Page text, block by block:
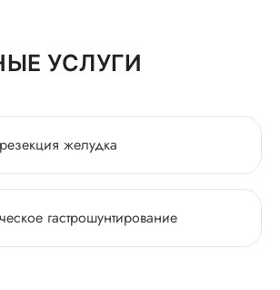
УСЛУГИ
желудка
гастрошунтирование